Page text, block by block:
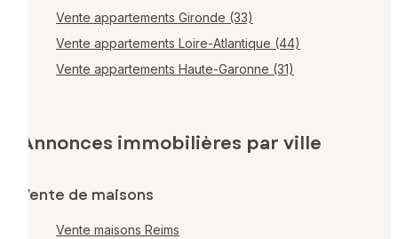
Vente appartements Gironde (33)
Vente appartements Loire-Atlantique (44)
Vente appartements Haute-Garonne (31)
Annonces immobilières par ville
Vente de maisons
Vente maisons Reims